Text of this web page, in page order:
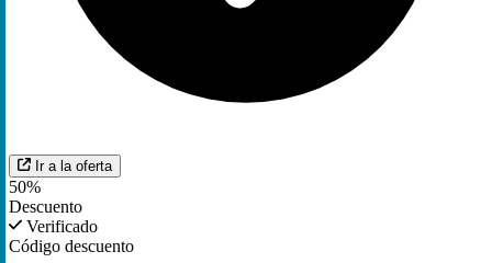
Ir a la oferta
50%
Descuento
Verificado
Código descuento